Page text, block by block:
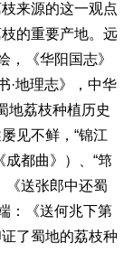
来源的这一观点
的重要产地。远
，《华阳国志》
·地理志》，中华
地荔枝种植历史
见不鲜，“锦江
都曲》）、“筇
《送张郎中还蜀
：《送何兆下第
了蜀地的荔枝种